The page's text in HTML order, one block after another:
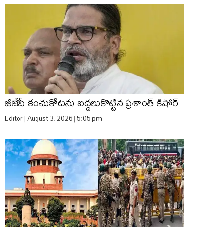
బీజేపీ కంచుకోటను బద్దలుకొట్టిన ప్రశాంత్ కిషోర్
Editor August 3, 2026 5:05 pm